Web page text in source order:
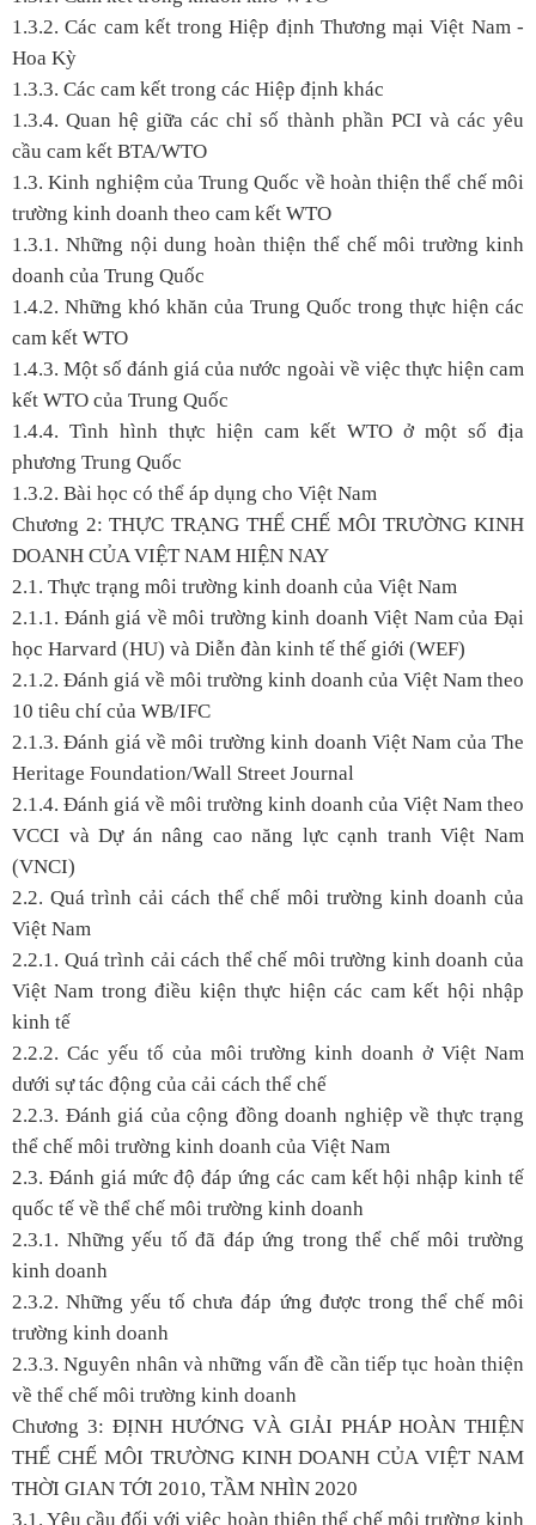
1.3.2. Các cam kết trong Hiệp định Thương mại Việt Nam -
Hoa Kỳ
1.3.3. Các cam kết trong các Hiệp định khác
1.3.4. Quan hệ giữa các chỉ số thành phần PCI và các yêu
cầu cam kết BTA/WTO
1.3. Kinh nghiệm của Trung Quốc về hoàn thiện thể chế môi
trường kinh doanh theo cam kết WTO
1.3.1. Những nội dung hoàn thiện thể chế môi trường kinh
doanh của Trung Quốc
1.4.2. Những khó khăn của Trung Quốc trong thực hiện các
cam kết WTO
1.4.3. Một số đánh giá của nước ngoài về việc thực hiện cam
kết WTO của Trung Quốc
1.4.4. Tình hình thực hiện cam kết WTO ở một số địa
phương Trung Quốc
1.3.2. Bài học có thể áp dụng cho Việt Nam
Chương 2:THỰC TRẠNG THỂ CHẾ MÔI TRƯỜNG KINH
DOANH CỦA VIỆT NAM HIỆN NAY
2.1. Thực trạng môi trường kinh doanh của Việt Nam
2.1.1. Đánh giá về môi trường kinh doanh Việt Nam của Đại
học Harvard (HU) và Diễn đàn kinh tế thế giới (WEF)
2.1.2. Đánh giá về môi trường kinh doanh của Việt Nam theo
10 tiêu chí của WB/IFC
2.1.3. Đánh giá về môi trường kinh doanh Việt Nam của The
Heritage Foundation/Wall Street Journal
2.1.4. Đánh giá về môi trường kinh doanh của Việt Nam theo
VCCI và Dự án nâng cao năng lực cạnh tranh Việt Nam
(VNCI)
2.2. Quá trình cải cách thể chế môi trường kinh doanh của
Việt Nam
2.2.1. Quá trình cải cách thể chế môi trường kinh doanh của
Việt Nam trong điều kiện thực hiện các cam kết hội nhập
kinh tế
2.2.2. Các yếu tố của môi trường kinh doanh ở Việt Nam
dưới sự tác động của cải cách thể chế
2.2.3. Đánh giá của cộng đồng doanh nghiệp về thực trạng
thể chế môi trường kinh doanh của Việt Nam
2.3. Đánh giá mức độ đáp ứng các cam kết hội nhập kinh tế
quốc tế về thể chế môi trường kinh doanh
2.3.1. Những yếu tố đã đáp ứng trong thể chế môi trường
kinh doanh
2.3.2. Những yếu tố chưa đáp ứng được trong thể chế môi
trường kinh doanh
2.3.3. Nguyên nhân và những vấn đề cần tiếp tục hoàn thiện
về thể chế môi trường kinh doanh
Chương 3: ĐỊNH HƯỚNG VÀ GIẢI PHÁP HOÀN THIỆN
THỂ CHẾ MÔI TRƯỜNG KINH DOANH CỦA VIỆT NAM
THỜI GIAN TỚI 2010, TẦM NHÌN 2020
3.1. Yêu cầu đối với việc hoàn thiện thể chế môi trường kinh